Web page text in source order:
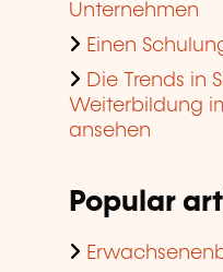
Unternehmen
Einen
Die Trends in
Weiterbildung
ansehen
Popular